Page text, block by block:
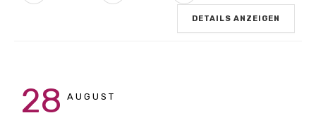
DETAILS ANZEIGEN
28 AUGUST